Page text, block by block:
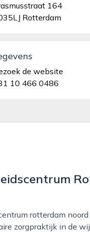
164
Rotterdam
de website
10 466 0486
zorgpraktijk in de